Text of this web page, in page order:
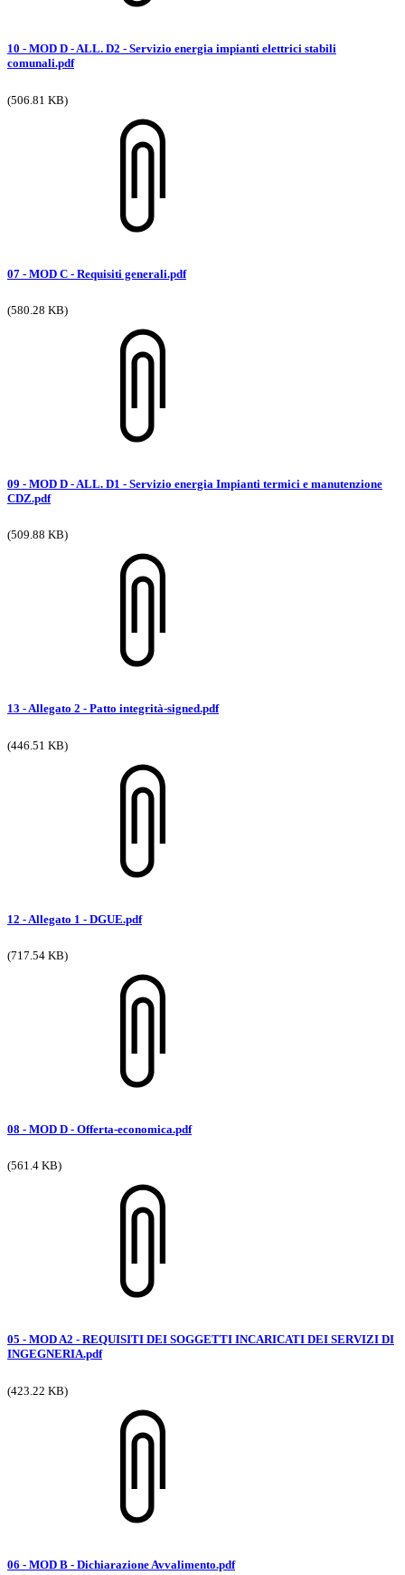
10 - MOD D - ALL. D2 - Servizio energia impianti elettrici stabili
comunali.pdf
(506.81 KB)
07 - MOD C - Requisiti generali.pdf
(580.28 KB)
09 - MOD D - ALL. D1 - Servizio energia Impianti termici e manutenzione
CDZ.pdf
(509.88 KB)
13 - Allegato 2 - Patto integrità-signed.pdf
(446.51 KB)
12 - Allegato 1 - DGUE.pdf
(717.54 KB)
08 - MOD D - Offerta-economica.pdf
(561.4 KB)
05 - MOD A2 - REQUISITI DEI SOGGETTI INCARICATI DEI SERVIZI DI
INGEGNERIA.pdf
(423.22 KB)
06 - MOD B - Dichiarazione Avvalimento.pdf